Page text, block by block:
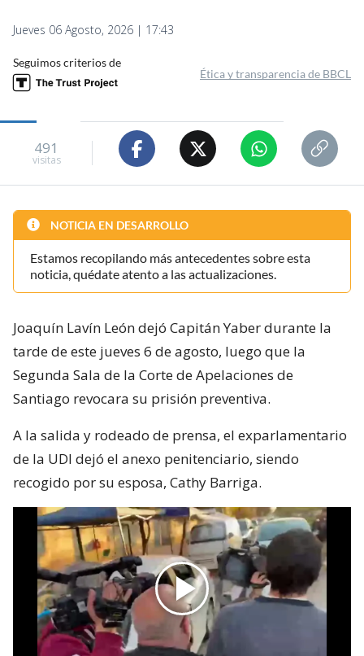
Jueves 06 Agosto, 2026 | 17:43
Seguimos criterios de
Ética y transparencia de BBCL
491
visitas
NOTICIA EN DESARROLLO
Estamos recopilando más antecedentes sobre esta
noticia, quédate atento a las actualizaciones.
Joaquín Lavín León dejó Capitán Yaber durante la
tarde de este jueves 6 de agosto, luego que la
Segunda Sala de la Corte de Apelaciones de
Santiago revocara su prisión preventiva.
A la salida y rodeado de prensa, el exparlamentario
de la UDI dejó el anexo penitenciario, siendo
recogido por su esposa, Cathy Barriga.